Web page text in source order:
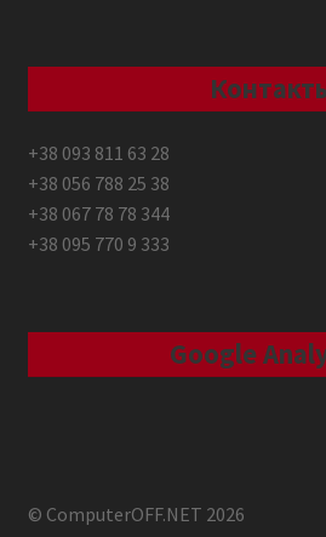
+38 093 811 63 28
+38 056 788 25 38
+38 067 78 78 344
+38 095 770 9 333
Google
© ComputerOFF.NET 2026